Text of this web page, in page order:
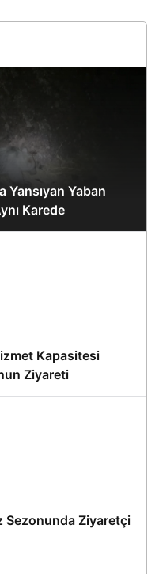
Yansıyan Yaban
Karede
Kapasitesi
Ziyareti
Sezonunda Ziyaretçi